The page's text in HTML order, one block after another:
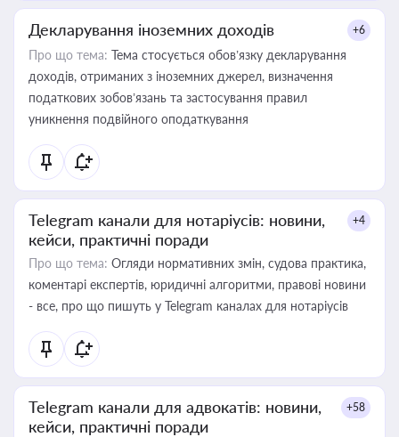
Декларування іноземних доходів +6
Про що тема: Тема стосується обов’язку декларування
доходів, отриманих з іноземних джерел, визначення
податкових зобов’язань та застосування правил
уникнення подвійного оподаткування
Telegram канали для нотаріусів: новини,
кейси, практичні поради
+4
Про що тема: Огляди нормативних змін, судова практика,
коментарі експертів, юридичні алгоритми, правові новини
- все, про що пишуть у Telegram каналах для нотаріусів
Telegram канали для адвокатів: новини,
кейси, практичні поради
+58